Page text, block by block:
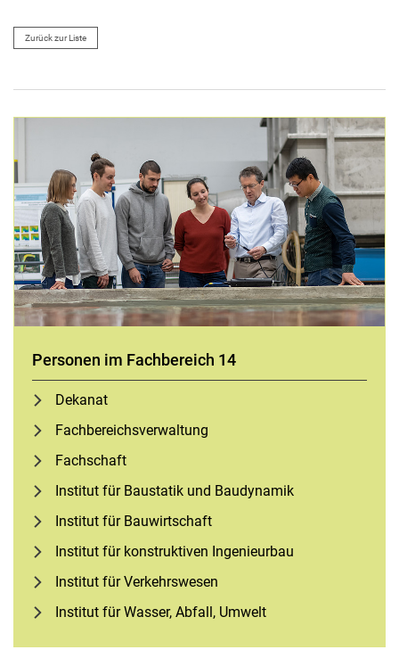
Zurück zur Liste
Personen im Fachbereich 14
Dekanat
Fach­be­reichs­ver­wal­tung
Fachschaft
Institut für Baustatik und Baudynamik
Institut für Bauwirtschaft
Institut für konstruktiven Ingenieurbau
Institut für Verkehrswesen
Institut für Wasser, Abfall, Umwelt